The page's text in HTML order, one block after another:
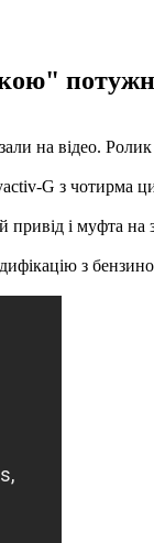
на відео.
G з
і муфта на
з